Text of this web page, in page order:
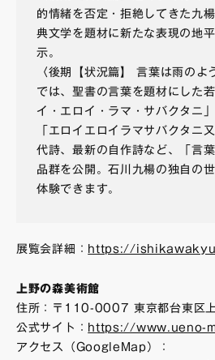
的情緒を否定・拒絶してきた九
典文学を題材に新たな表現の地
示。
〈後期【状況篇】 言葉は雨のよ
では、聖書の言葉を題材にした
イ・エロイ・ラマ・サバクタニ
「エロイエロイラマサバクタニ
代詩、最新の自作詩など、「言
品群を公開。石川九楊の独自の
体験できます。
展覧会詳細： https://
上野の森美術館
住所：〒110-0007 東京都台東区
公式サイト： https://www.ueno-
アクセス（GoogleMap）：